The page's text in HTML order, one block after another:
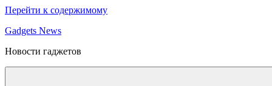
Перейти к содержимому
Gadgets News
Новости гаджетов